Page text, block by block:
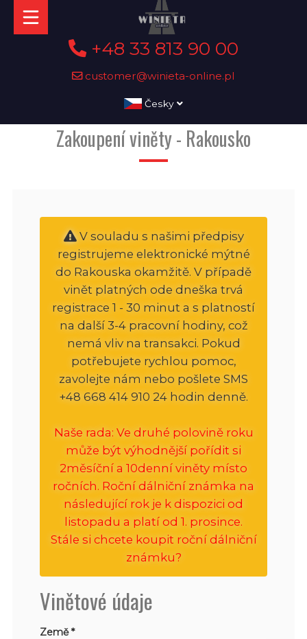
+48 33 813 90 00
customer@winieta-online.pl
Česky
Zakoupení viněty - Rakousko
V souladu s našimi předpisy
registrujeme elektronické mýtné
do Rakouska okamžitě. V případě
vinět platných ode dneška trvá
registrace 1 - 30 minut a s platností
na další 3-4 pracovní hodiny, což
nemá vliv na transakci. Pokud
potřebujete rychlou pomoc,
zavolejte nám nebo pošlete SMS
+48 668 414 910 24 hodin denně.
Naše rada: Ve druhé polovině roku
může být výhodnější pořídit si
2měsíční a 10denní viněty místo
ročních. Roční dálniční známka na
následující rok je k dispozici od
listopadu a platí od 1. prosince.
Stále si chcete koupit roční dálniční
známku?
Vinětové údaje
Země *